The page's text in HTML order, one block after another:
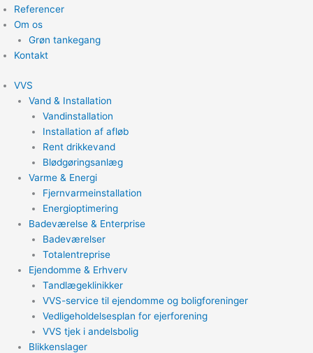
Referencer
Om os
Grøn tankegang
Kontakt
VVS
Vand & Installation
Vandinstallation
Installation af afløb
Rent drikkevand
Blødgøringsanlæg
Varme & Energi
Fjernvarmeinstallation
Energioptimering
Badeværelse & Enterprise
Badeværelser
Totalentreprise
Ejendomme & Erhverv
Tandlægeklinikker
VVS-service til ejendomme og boligforeninger
Vedligeholdelsesplan for ejerforening
VVS tjek i andelsbolig
Blikkenslager